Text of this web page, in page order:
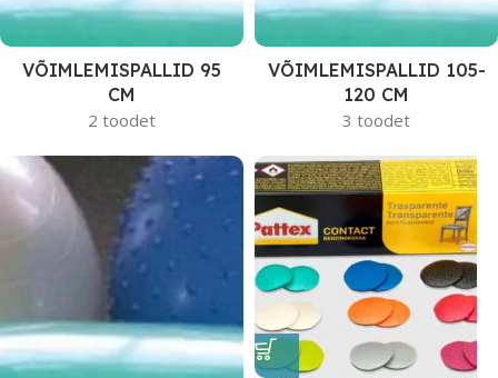
VÕIMLEMISPALLID 95
CM
2 toodet
VÕIMLEMISPALLID 105-
120 CM
3 toodet